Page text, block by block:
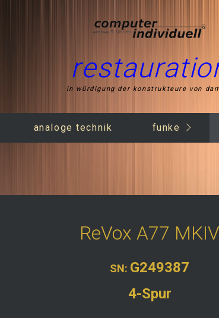
in würdigung der konstrukteure von
analoge technik funke
ReVox A77 MKIV
SN: G249387
4-Spur